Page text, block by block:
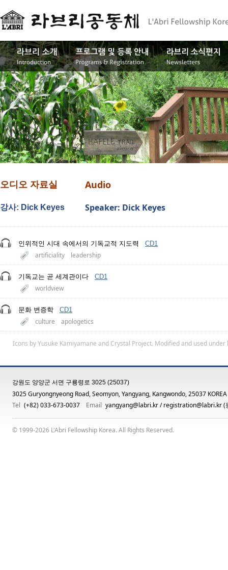
오디오 자료실
강사: Dick Keyes
Audio
Speaker: Dick Keyes
인위적인 시대 속에서의 기독교적 지도력 CD1
artificiality leadership
기독교는 곧 세계관이다 CD1
worldview
문화 변증학 CD1
culture apologetics
Icons byYusuke Kamiyamane and Crystal Project. Modified and used under
강원도 양양군 서면 구룡령로 3025 (25037)
3025 Guryongnyeong Road, Seomyon, Yangyang, Kangwondo, 25037 KOREA
Tel (+82) 033-673-0037 Email yangyang@labri.kr/registration@labri.kr(
© 1999-2026 L'Abri Fellowship Korea. All Rights Reserved.